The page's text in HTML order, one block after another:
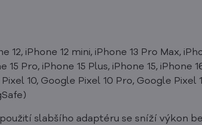
iPhone 12 mini, iPhone 13 Pro Max,
Pro, iPhone 15 Plus, iPhone 15, iPhone
Pixel 10, Google Pixel 10 Pro, Google
slabšího adaptéru se sníží výkon